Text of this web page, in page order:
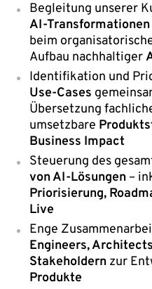
Begleitung unserer
AI-Transformationen
beim
Aufbau nachhaltiger
Identifikation und
Use-Cases
Übersetzung
umsetzbare
Business Impact
Steuerung des
von AI-Lösungen –
Priorisierung,
Live
Enge
Engineers,
Stakeholdern zur
Produkte